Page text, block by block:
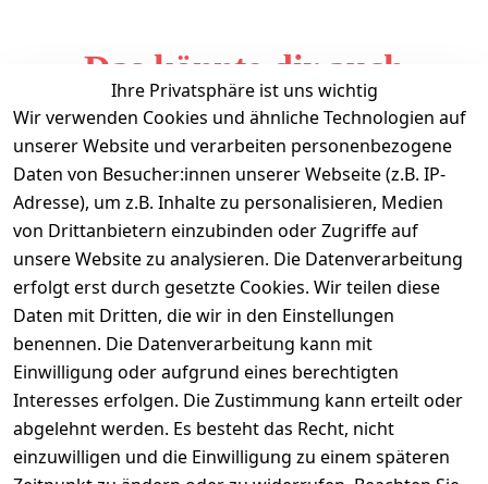
Das könnte dir auch
gefallen
Ihre Privatsphäre ist uns wichtig
Wir verwenden Cookies und ähnliche Technologien auf
unserer Website und verarbeiten personenbezogene
Daten von Besucher:innen unserer Webseite (z.B. IP-
Adresse), um z.B. Inhalte zu personalisieren, Medien
von Drittanbietern einzubinden oder Zugriffe auf
unsere Website zu analysieren. Die Datenverarbeitung
erfolgt erst durch gesetzte Cookies. Wir teilen diese
Daten mit Dritten, die wir in den Einstellungen
benennen. Die Datenverarbeitung kann mit
Einwilligung oder aufgrund eines berechtigten
Interesses erfolgen. Die Zustimmung kann erteilt oder
abgelehnt werden. Es besteht das Recht, nicht
einzuwilligen und die Einwilligung zu einem späteren
Informationen
Mein Konto
Vertrag widerrufen